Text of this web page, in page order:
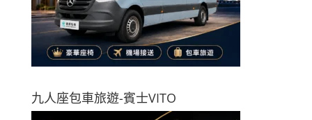
九人座包車旅遊-賓士VITO